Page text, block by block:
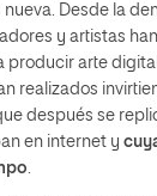
nueva. Desde la
y artistas
producir arte
realizados
después se
en internet y